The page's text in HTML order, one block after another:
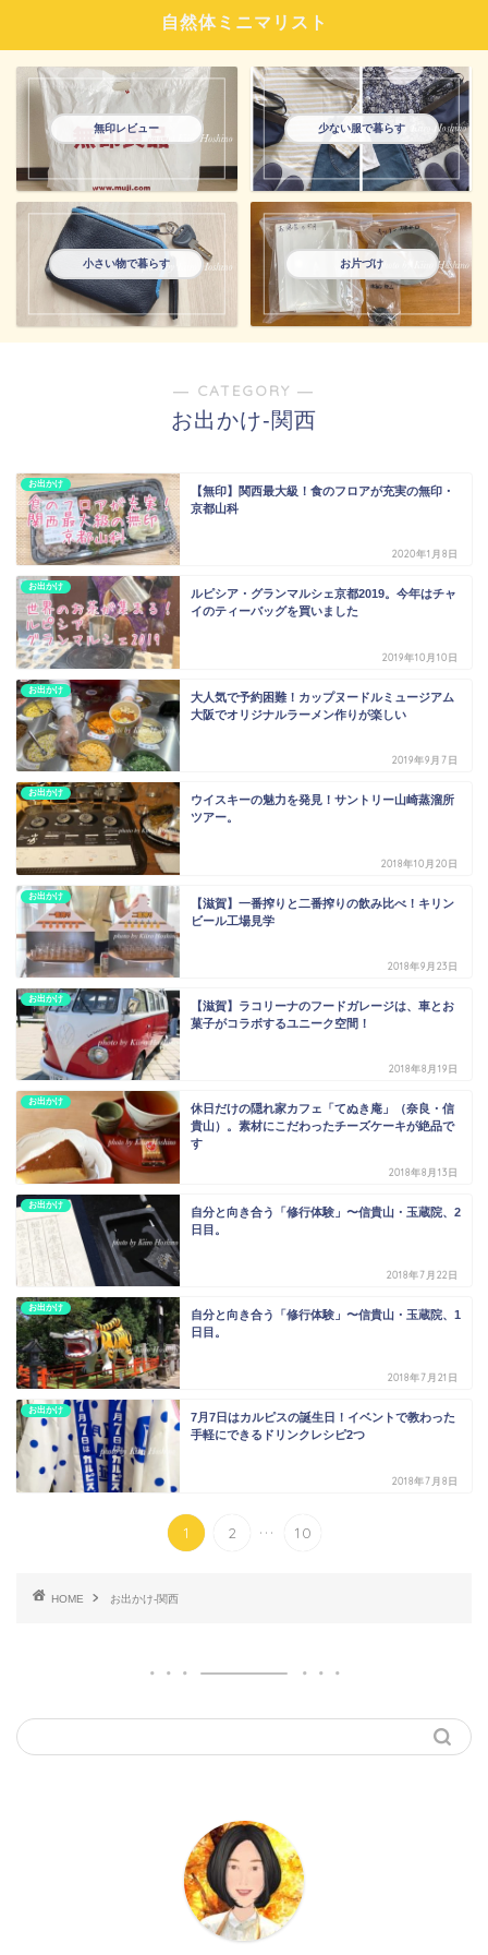
自然体ミニマリスト
無印レビュー 少ない服で暮らす
小さい物で暮らす お片づけ
― CATEGORY ―
お出かけ-関西
お出かけ
【無印】関西最大級！食のフロアが充実の無印・
京都山科
2020年1月8日
お出かけ
ルピシア・グランマルシェ京都2019。今年はチャ
イのティーバッグを買いました
2019年10月10日
お出かけ
大人気で予約困難！カップヌードルミュージアム
大阪でオリジナルラーメン作りが楽しい
2019年9月7日
お出かけ
ウイスキーの魅力を発見！サントリー山崎蒸溜所
ツアー。
2018年10月20日
お出かけ
【滋賀】一番搾りと二番搾りの飲み比べ！キリン
ビール工場見学
2018年9月23日
お出かけ
【滋賀】ラコリーナのフードガレージは、車とお
菓子がコラボするユニーク空間！
2018年8月19日
お出かけ
休日だけの隠れ家カフェ「てぬき庵」（奈良・信
貴山）。素材にこだわったチーズケーキが絶品で
す
2018年8月13日
お出かけ
自分と向き合う「修行体験」〜信貴山・玉蔵院、2
日目。
2018年7月22日
お出かけ
自分と向き合う「修行体験」〜信貴山・玉蔵院、1
日目。
2018年7月21日
お出かけ
7月7日はカルピスの誕生日！イベントで教わった
手軽にできるドリンクレシピ2つ
2018年7月8日
1 2 ... 10
HOME お出かけ-関西